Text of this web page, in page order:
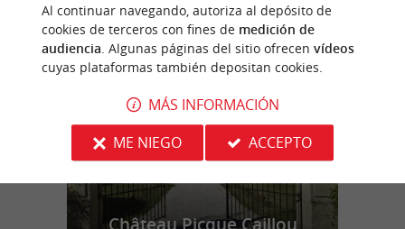
n
u
e
s
t
r
o
f
a
v
o
r
i
t
o
Al continuar navegando, autoriza al depósito de
cookies de terceros con fines de medición de
audiencia . Algunas páginas del sitio ofrecen vídeos
cuyas plataformas también depositan cookies.
MÁS INFORMACIÓN
ME NIEGO
ACCEPTO